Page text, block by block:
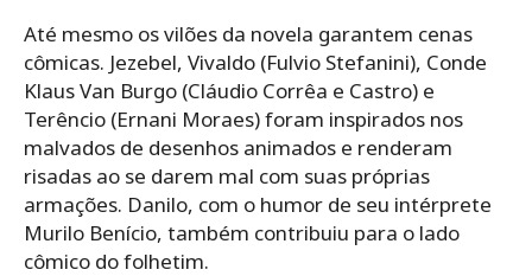
Até mesmo os vilões da novela garantem cenas
cômicas. Jezebel, Vivaldo (Fulvio Stefanini), Conde
Klaus Van Burgo (Cláudio Corrêa e Castro) e
Terêncio (Ernani Moraes) foram inspirados nos
malvados de desenhos animados e renderam
risadas ao se darem mal com suas próprias
armações. Danilo, com o humor de seu intérprete
Murilo Benício, também contribuiu para o lado
cômico do folhetim.